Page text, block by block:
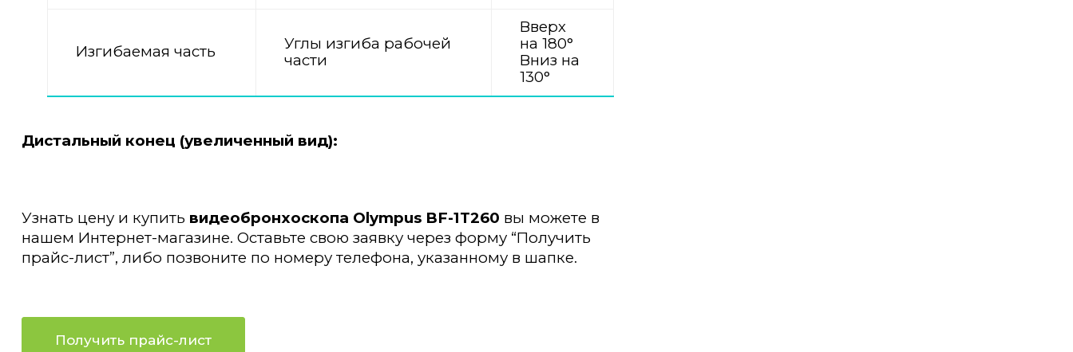
Изгибаемая часть
Углы изгиба рабочей
части
Вверх
на 180°
Вниз на
130°
Дистальный конец (увеличенный вид):
Узнать цену и купить видеобронхоскопа Olympus BF-1T260 вы можете в
нашем Интернет-магазине. Оставьте свою заявку через форму “Получить
прайс-лист”, либо позвоните по номеру телефона, указанному в шапке.
Получить прайс-лист